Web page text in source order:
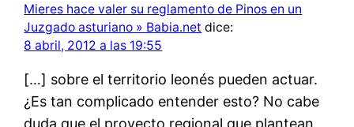
Mieres hace valer su reglamento de Pinos en un
Juzgado asturiano » Babia.net dice:
8 abril, 2012 a las 19:55
[…] sobre el territorio leonés pueden actuar.
¿Es tan complicado entender esto? No cabe
duda que el proyecto regional que plantean